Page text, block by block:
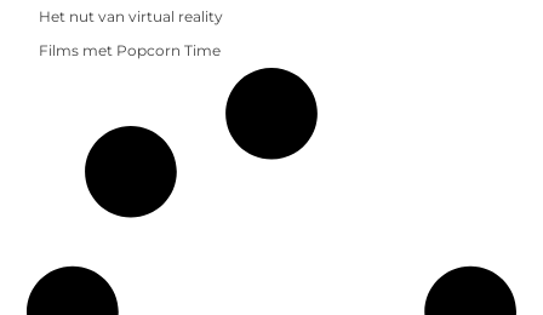
Het nut van virtual reality
Films met Popcorn Time